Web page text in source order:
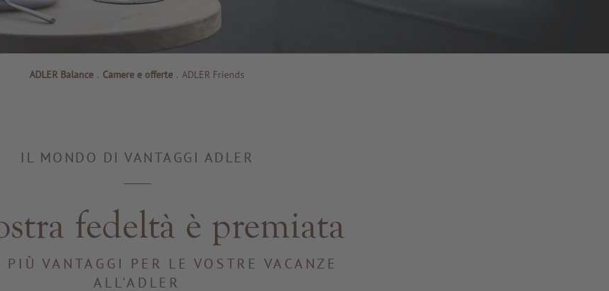
ADLER Balance . Camere e offerte . ADLER Friends
IL MONDO DI VANTAGGI ADLER
fedeltà è premiata
PIÙ VANTAGGI PER LE VOSTRE VACANZE
ALL'ADLER